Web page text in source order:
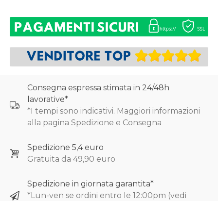
Consegna espressa stimata in 24/48h
lavorative*
*I tempi sono indicativi. Maggiori informazioni
alla pagina Spedizione e Consegna
Spedizione 5,4 euro
Gratuita da 49,90 euro
Spedizione in giornata garantita*
*Lun-ven se ordini entro le 12:00pm (vedi